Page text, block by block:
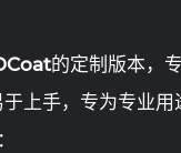
的定制版本，
上手，专为专业用